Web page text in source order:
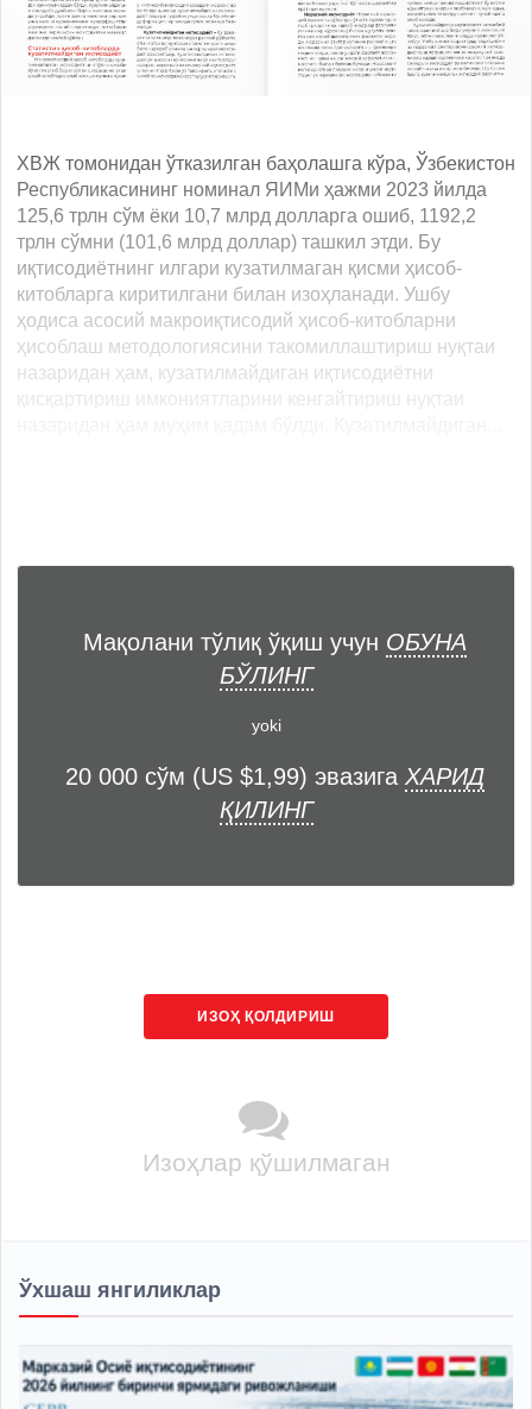
ХВЖ томонидан ўтказилган баҳолашга кўра, Ўзбекистон
Республикасининг номинал ЯИМи ҳажми 2023 йилда
125,6 трлн сўм ёки 10,7 млрд долларга ошиб, 1192,2
трлн сўмни (101,6 млрд доллар) ташкил этди. Бу
иқтисодиётнинг илгари кузатилмаган қисми ҳисоб-
китобларга киритилгани билан изоҳланади. Ушбу
ҳодиса асосий макроиқтисодий ҳисоб-китобларни
ҳисоблаш методологиясини такомиллаштириш нуқтаи
назаридан ҳам, кузатилмайдиган иқтисодиётни
Мақолани тўлиқ ўқиш учун ОБУНА
БЎЛИНГ
yoki
20 000 сўм (US $1,99) эвазига ХАРИД
ҚИЛИНГ
ИЗОҲ ҚОЛДИРИШ
Изоҳлар қўшилмаган
Ўхшаш янгиликлар